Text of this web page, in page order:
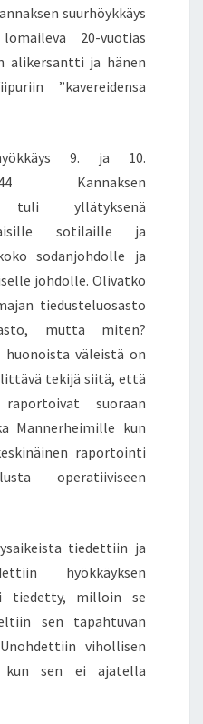
suurhöykkäys
20-vuotias
alikersantti ja hänen
”kavereidensa
9. ja 10.
Kannaksen
tuli yllätyksenä
sotilaille ja
sodanjohdolle ja
johdolle. Olivatko
tiedusteluosasto
mutta miten?
huonoista väleistä on
tekijä siitä, että
suoraan
Mannerheimille kun
raportointi
operatiiviseen
tiedettiin ja
hyökkäyksen
tiedetty, milloin se
sen tapahtuvan
vihollisen
kun sen ei ajatella